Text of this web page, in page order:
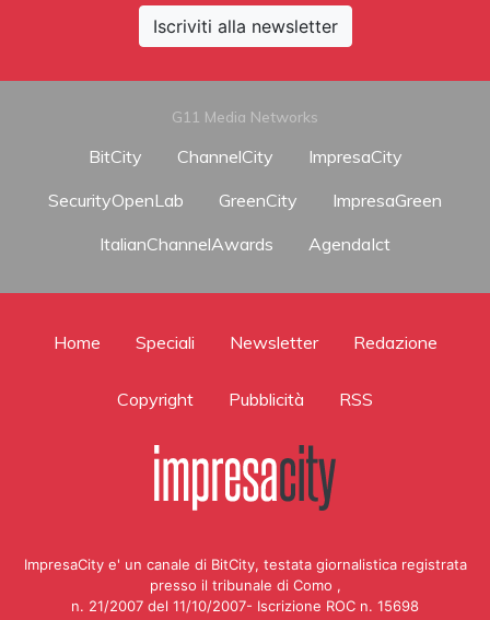
Iscriviti alla newsletter
G11 Media Networks
BitCity ChannelCity
ImpresaCity
SecurityOpenLab
GreenCity
ImpresaGreen
ItalianChannelAwards
AgendaIct
Home Speciali Newsletter Redazione
Copyright Pubblicità RSS
ImpresaCity e' un canale di BitCity, testata giornalistica registrata
presso il tribunale di Como ,
n. 21/2007 del 11/10/2007- Iscrizione ROC n. 15698